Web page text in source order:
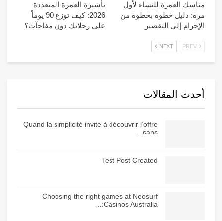
مناسك العمرة للنساء لأول
مرة: دليل خطوة بخطوة من
الإحرام إلى التقصير
تأشيرة العمرة المتعددة
2026: كيف توزع 90 يوماً
على رحلاتك دون مفاجآت؟
NEXT
أحدث المقالات
Quand la simplicité invite à découvrir l’offre
sans…
Test Post Created
Choosing the right games at Neosurf
Casinos Australia:…